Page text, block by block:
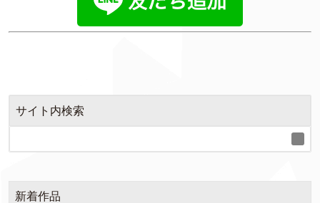
サイト内検索
新着作品